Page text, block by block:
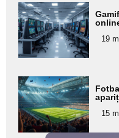
Adaugă
aici textul
pentru
subtitlu
19
Adaugă
aici textul
pentru
subtitlu
15